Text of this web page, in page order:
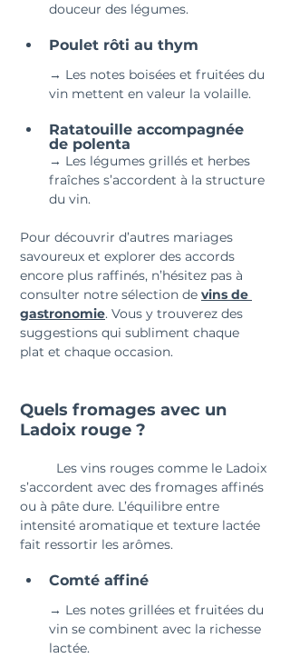
douceur des légumes.
Poulet rôti au thym
→ Les notes boisées et fruitées du
vin mettent en valeur la volaille.
Ratatouille accompagnée
de polenta
→ Les légumes grillés et herbes
fraîches s’accordent à la structure
du vin.
Pour découvrir d’autres mariages
savoureux et explorer des accords
encore plus raffinés, n’hésitez pas à
consulter notre sélection de vins de
gastronomie. Vous y trouverez des
suggestions qui subliment chaque
plat et chaque occasion.
Quels fromages avec un
Ladoix rouge ?
s’accordent avec des fromages affinés
ou à pâte dure. L’équilibre entre
intensité aromatique et texture lactée
fait ressortir les arômes.
Comté affiné
→ Les notes grillées et fruitées du
vin se combinent avec la richesse
lactée.